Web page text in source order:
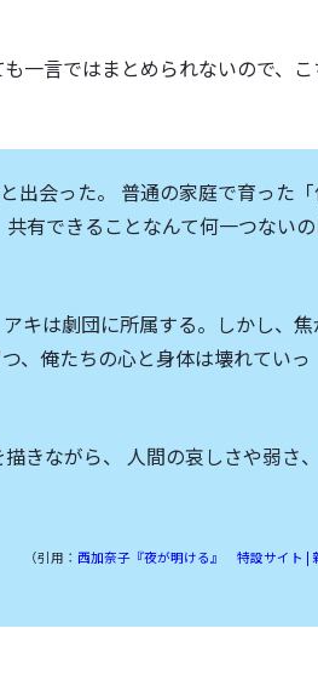
一言ではまとめられないので、
会った。 普通の家庭で育った「
有できることなんて何一つないの
キは劇団に所属する。しかし、
、俺たちの心と身体は壊れていっ
きながら、 人間の哀しさや弱さ
（引用： 西加奈子『夜が明ける』 特設サイト |